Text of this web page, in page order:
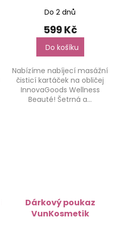
Do 2 dnů
599 Kč
Do košíku
Nabízíme nabíjecí masážní
čisticí kartáček na obličej
InnovaGoods Wellness
Beauté! Šetrná a...
Dárkový poukaz
VunKosmetik